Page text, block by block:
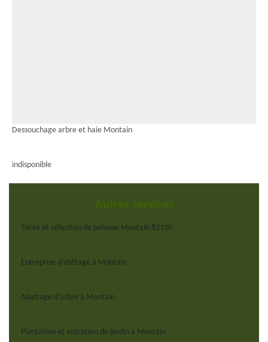
Dessouchage arbre et haie Montain
indisponible
Autres services
Tonte et réfection de pelouse Montain 82100
Entreprise d'étêtage à Montain
Abattage d'arbre à Montain
Plantation et entretien de jardin à Montain